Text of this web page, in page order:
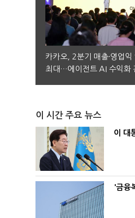
카카오, 2분기 매출·영업익
최대…에이전트 AI 수익화
이 시간 주요 뉴스
이 대
'금융